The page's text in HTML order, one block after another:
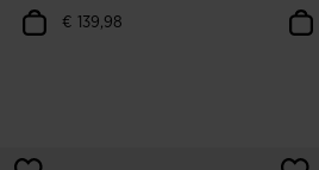
€ 139,98
3$4 em 5 avaliação de clientes